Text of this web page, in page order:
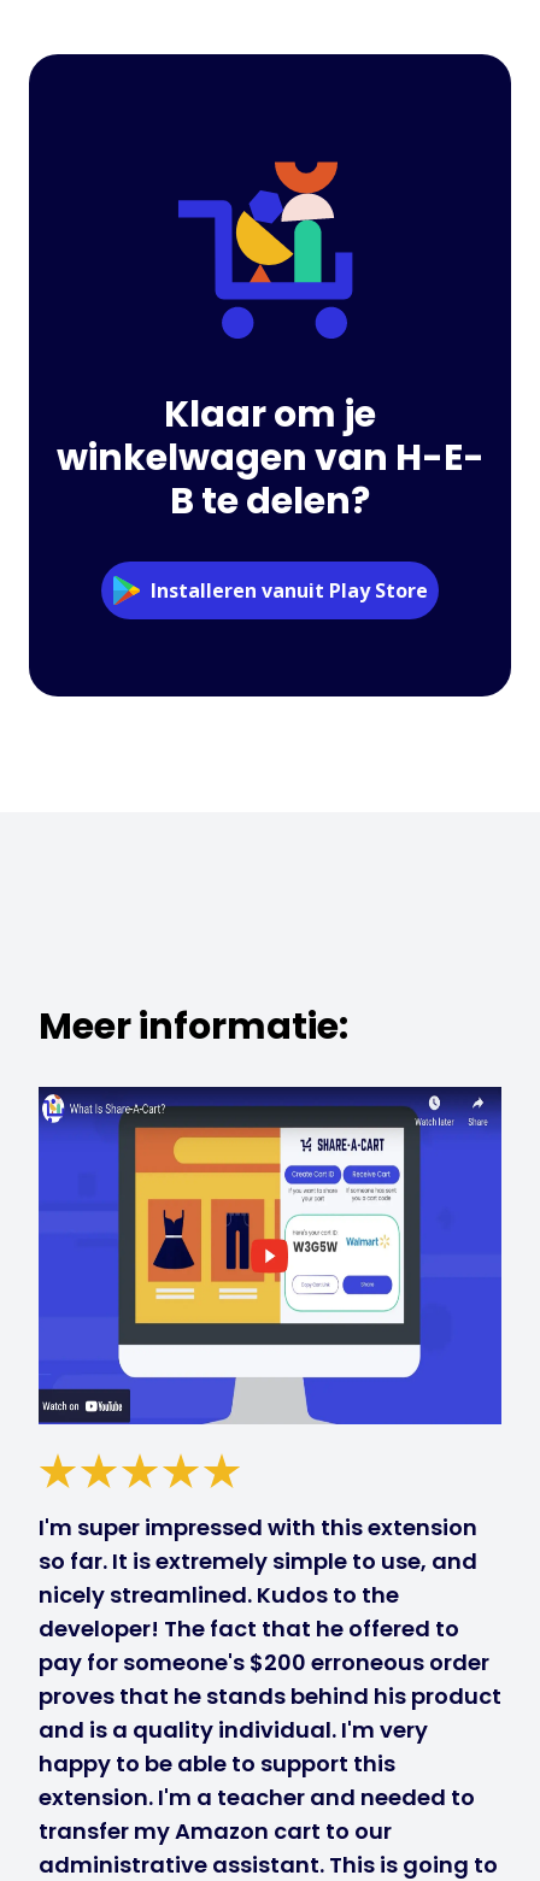
Klaar om je
winkelwagen van H-E-
B te delen?
Installeren vanuit Play Store
Meer informatie:
I'm super impressed with this extension
so far. It is extremely simple to use, and
nicely streamlined. Kudos to the
developer! The fact that he offered to
pay for someone's $200 erroneous order
proves that he stands behind his product
and is a quality individual. I'm very
happy to be able to support this
extension. I'm a teacher and needed to
transfer my Amazon cart to our
administrative assistant. This is going to